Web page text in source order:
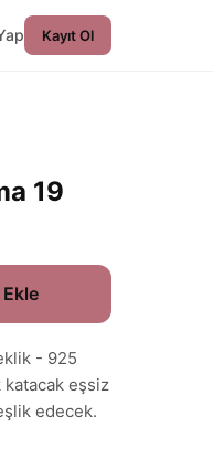
Kayıt Ol
19
- 925
katacak eşsiz
edecek.